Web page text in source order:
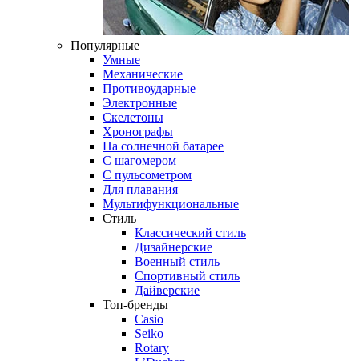
Популярные
Умные
Механические
Противоударные
Электронные
Скелетоны
Хронографы
На солнечной батарее
С шагомером
С пульсометром
Для плавания
Мультифункциональные
Стиль
Классический стиль
Дизайнерские
Военный стиль
Спортивный стиль
Дайверские
Топ-бренды
Casio
Seiko
Rotary